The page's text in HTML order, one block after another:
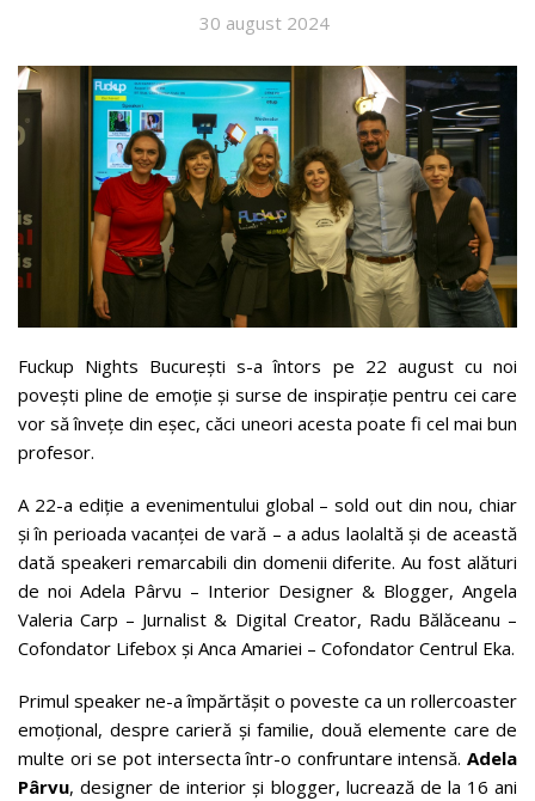
30 august 2024
Fuckup Nights București s-a întors pe 22 august cu noi
povești pline de emoție și surse de inspirație pentru cei care
vor să învețe din eșec, căci uneori acesta poate fi cel mai bun
profesor.
A 22-a ediție a evenimentului global – sold out din nou, chiar
și în perioada vacanței de vară – a adus laolaltă și de această
dată speakeri remarcabili din domenii diferite. Au fost alături
de noi Adela Pârvu – Interior Designer & Blogger, Angela
Valeria Carp – Jurnalist & Digital Creator, Radu Bălăceanu –
Cofondator Lifebox și Anca Amariei – Cofondator Centrul Eka.
Primul speaker ne-a împărtășit o poveste ca un rollercoaster
emoțional, despre carieră și familie, două elemente care de
multe ori se pot intersecta într-o confruntare intensă. Adela
Pârvu, designer de interior și blogger, lucrează de la 16 ani